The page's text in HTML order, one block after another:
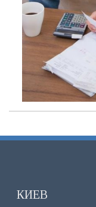
КИЕВ